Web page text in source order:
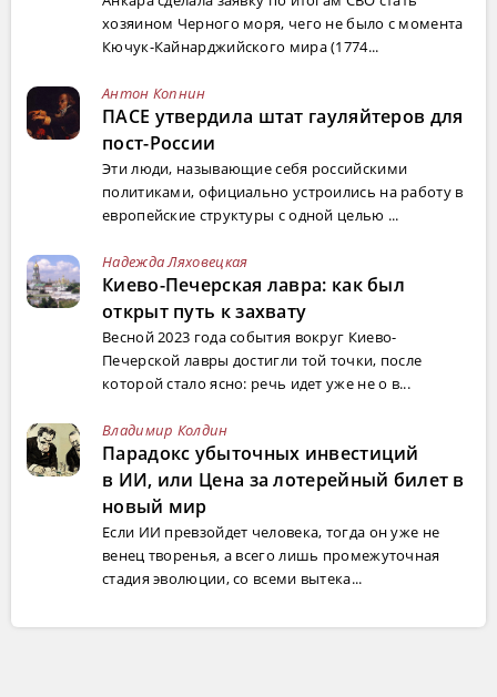
хозяином Черного моря, чего не было с момента
Кючук-Кайнарджийского мира (1774...
Антон Копнин
ПАСЕ утвердила штат гауляйтеров для
пост-России
Эти люди, называющие себя российскими
политиками, официально устроились на работу в
европейские структуры с одной целью ...
Надежда Ляховецкая
Киево-Печерская лавра: как был
открыт путь к захвату
Весной 2023 года события вокруг Киево-
Печерской лавры достигли той точки, после
которой стало ясно: речь идет уже не о в...
Владимир Колдин
Парадокс убыточных инвестиций
в ИИ, или Цена за лотерейный билет в
новый мир
Если ИИ превзойдет человека, тогда он уже не
венец творенья, а всего лишь промежуточная
стадия эволюции, со всеми вытека...